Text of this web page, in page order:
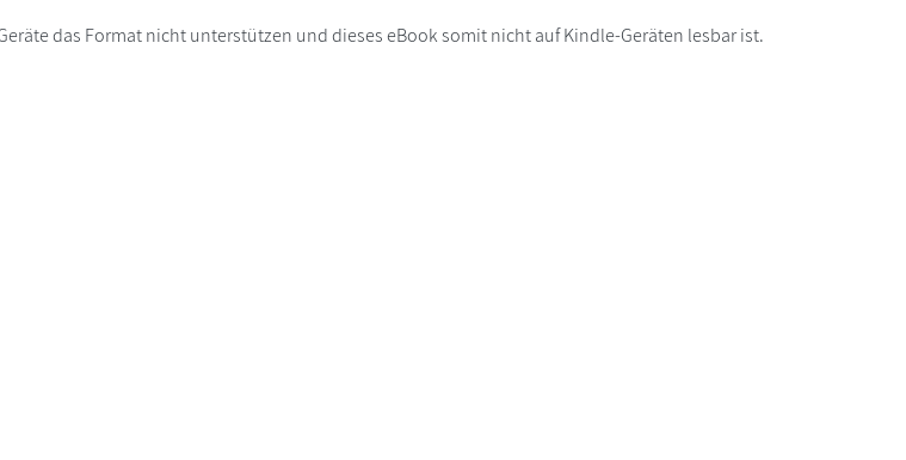
das Format nicht unterstützen und dieses eBook somit nicht auf Kindle-Geräten lesbar ist.